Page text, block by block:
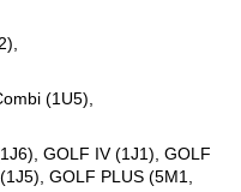
(1U5),
GOLF IV (1J1), GOLF
GOLF PLUS (5M1,